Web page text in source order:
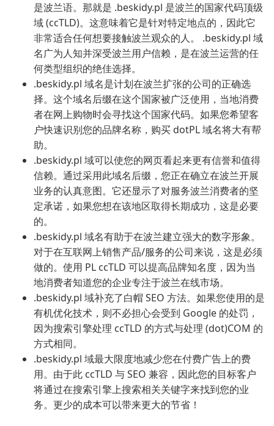
是波兰语。那就是 .beskidy.pl 是波兰的国家代码顶级
域 (ccTLD)。这意味着它是针对特定地点的，因此它
非常适合任何想要接触波兰观众的人。 .beskidy.pl 域
名广为人知并深受波兰用户信赖，是在波兰运营的任
何类型组织的绝佳选择。
.beskidy.pl 域名是计划在波兰扩张的公司的正确选
择。这个域名后缀在这个国家被广泛使用，当地消费
者在网上购物时会寻找这个国家代码。如果您希望客
户快速识别您的品牌名称，购买 dotPL 域名将大有帮
助。
.beskidy.pl 域可以使您的网页看起来更有信誉和值得
信赖。通过采用此域名后缀，您正在确立在波兰开展
业务的认真意图。它还显示了对服务波兰消费者的坚
定承诺，如果您想在该地区取得长期成功，这是必要
的。
.beskidy.pl 域名有助于在波兰建立强大的数字形象。
对于在互联网上销售产品/服务的公司来说，这是必须
做的。使用 PL ccTLD 可以提高品牌知名度，因为当
地消费者知道您的企业专注于波兰在线市场。
.beskidy.pl 域补充了白帽 SEO 方法。如果您使用的是
有机优化技术，则不必担心会受到 Google 的处罚，
因为搜索引擎处理 ccTLD 的方式与处理 (dot)COM 的
方式相同。
.beskidy.pl 域最大限度地减少您在付费广告上的费
用。由于此 ccTLD 与 SEO 兼容，因此您的目标客户
将通过在搜索引擎上搜索相关关键字来找到您的业
务。更少的成本可以带来更大的节省！